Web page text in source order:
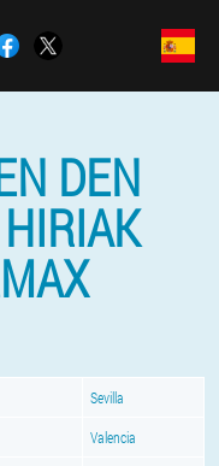
DEN
Sevilla
Valencia